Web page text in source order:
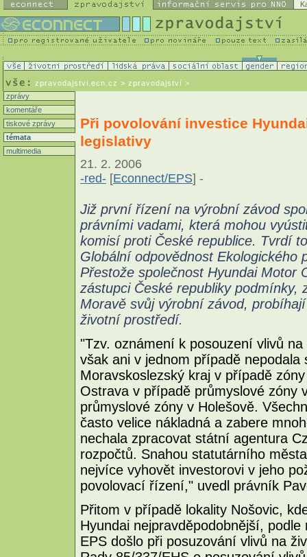
zpravodajstvi.ecn.cz > zpravodajství >
zprávy
komentáře
tiskové zprávy
témata
multimedia
Při povolování investice
legislativy
21. 2. 2006
-red- [Econnect/EPS] -
Již první řízení na výrobní závod
právními vadami, která mohou
komisí proti České republice. Tvrdí
Globální odpovědnost Ekologického
Přestože společnost Hyundai Motor
zástupci České republiky podmínky,
Moravě svůj výrobní závod,
životní prostředí.
"Tzv. oznámení k posouzení vlivů
však ani v jednom případě
Moravskoslezský kraj v případě
Ostrava v případě průmyslové zóny
průmyslové zóny v Holešově.
často velice nákladná a zabere
nechala zpracovat státní agentura
rozpočtů. Snahou statutárního
nejvíce vyhovět investorovi v jeho
povolovací řízení," uvedl právník
Přitom v případě lokality Nošovic,
Hyundai nejpravděpodobnější,
EPS došlo při posuzování vlivů na